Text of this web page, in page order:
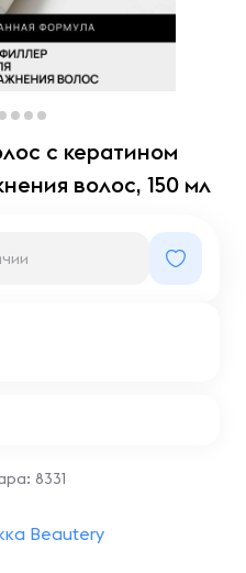
с кератином
волос, 150 мл
8331
Beautery